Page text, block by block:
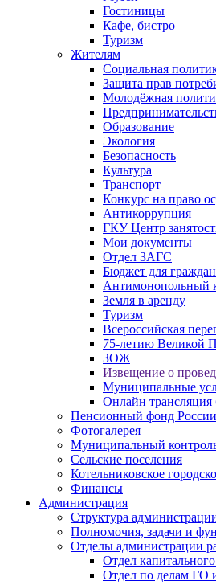
Гостиницы
Кафе, бистро
Туризм
Жителям
Социальная
Защита прав
Молодёжная
Образование
Экология
Безопасность
Культура
Транспорт
Конкурс на право
Антикоррупция
ГКУ Центр
Мои документы
Отдел ЗАГС
Бюджет для граждан
Антимонопольный
Земля в аренду
Туризм
Всероссийская
75-летию Великой
ЗОЖ
Извещение о
Муниципальные
Онлайн трансляция
Пенсионный фонд России
Фотогалерея
Муниципальный
Сельские поселения
Котельниковское
Финансы
Администрация
Структура
Полномочия, задачи и
Отделы администрации
Отдел
Отдел по делам ГО